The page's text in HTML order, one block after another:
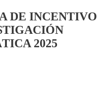
DE INCENTIVO
2025